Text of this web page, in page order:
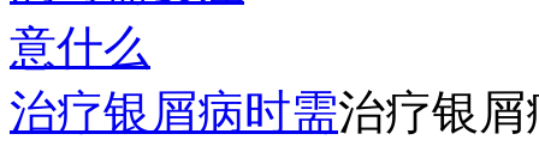
治疗银屑病时需治疗银